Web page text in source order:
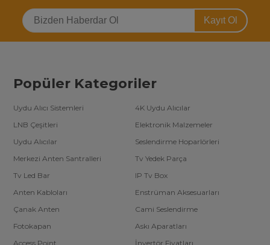
Kayıt Ol
Popüler Kategoriler
Uydu Alıcı Sistemleri
4K Uydu Alıcılar
LNB Çeşitleri
Elektronik Malzemeler
Uydu Alıcılar
Seslendirme Hoparlörleri
Merkezi Anten Santralleri
Tv Yedek Parça
Tv Led Bar
IP Tv Box
Anten Kabloları
Enstrüman Aksesuarları
Çanak Anten
Cami Seslendirme
Fotokapan
Askı Aparatları
Access Point
İnvertör Fiyatları